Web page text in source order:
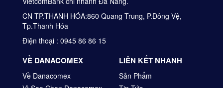
CN TP.THANH HÓA:860 Quang Trung, P.Đông Vệ,
Tp.Thanh Hóa
Điện thoại : 0945 86 86 15
VỀ DANACOMEX
Về Danacomex
LIÊN KẾT NHANH
Sản Phẩm